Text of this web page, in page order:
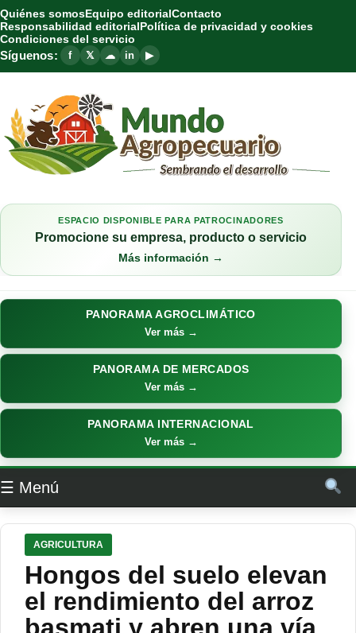
Quiénes somosEquipo editorialContacto
Responsabilidad editorialPolítica de privacidad y cookies
Condiciones del servicio
Síguenos: f 𝕏 ☁ in ▶
ESPACIO DISPONIBLE PARA PATROCINADORES
Promocione su empresa, producto o servicio
Más información →
PANORAMA AGROCLIMÁTICO
Ver más →
PANORAMA DE MERCADOS
Ver más →
PANORAMA INTERNACIONAL
Ver más →
☰ Menú
AGRICULTURA
Hongos del suelo elevan
el rendimiento del arroz
basmati y abren una vía